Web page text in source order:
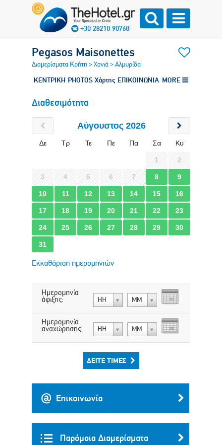
+30 28210 90760
Pegasos Maisonettes
Διαμερίσματα Κρήτη>Χανιά>Αλμυρίδα
ΚΕΝΤΡΙΚΗ PHOTOS Χάρτης ΕΠΙΚΟΙΝΩΝΙΑ MORE
Διαθεσιμότητα
Αύγουστος 2026
Δε Τρ Τε Πε Πα Σα Κυ
1 2
3 4 5 6 7 8 9
10 11 12 13 14 15 16
17 18 19 20 21 22 23
24 25 26 27 28 29 30
31
Εκκαθάριση ημερομηνιών
Ημερομηνία
άφιξης: ΗΗ ΜΜ
Ημερομηνία
αναχώρησης: ΗΗ ΜΜ
ΔΕΊΤΕ ΤΙΜΈΣ
Επικοινωνία
Παρόμοια Διαμερίσματα